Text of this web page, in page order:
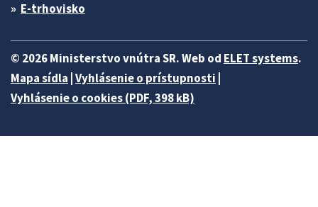
E-trhovisko
© 2026 Ministerstvo vnútra SR. Web od ELET systems.
Mapa sídla Vyhlásenie o prístupnosti
Vyhlásenie o cookies (PDF, 398 kB)